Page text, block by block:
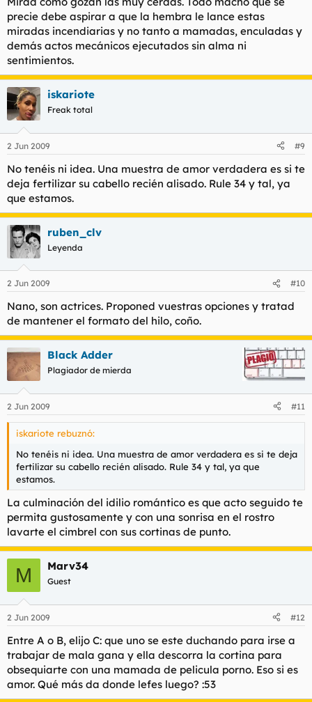
precie debe aspirar a que la hembra le lance estas
miradas incendiarias y no tanto a mamadas, enculadas y
demás actos mecánicos ejecutados sin alma ni
sentimientos.
iskariote
Freak total
2 Jun 2009 #9
No tenéis ni idea. Una muestra de amor verdadera es si te
deja fertilizar su cabello recién alisado. Rule 34 y tal, ya
que estamos.
ruben_clv
Leyenda
2 Jun 2009 #10
Nano, son actrices. Proponed vuestras opciones y tratad
de mantener el formato del hilo, coño.
Black Adder
Plagiador de mierda
2 Jun 2009 #11
iskariote rebuznó:
No tenéis ni idea. Una muestra de amor verdadera es si te deja
fertilizar su cabello recién alisado. Rule 34 y tal, ya que
estamos.
La culminación del idilio romántico es que acto seguido te
permita gustosamente y con una sonrisa en el rostro
lavarte el cimbrel con sus cortinas de punto.
M Marv34
Guest
2 Jun 2009 #12
Entre A o B, elijo C: que uno se este duchando para irse a
trabajar de mala gana y ella descorra la cortina para
obsequiarte con una mamada de pelicula porno. Eso si es
amor. Qué más da donde lefes luego? :53